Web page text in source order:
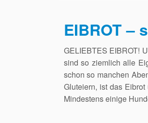
EIBROT –
GELIEBTES EIBROT!
sind so ziemlich alle
schon so manchen
Gluteiern, ist das
Mindestens einige